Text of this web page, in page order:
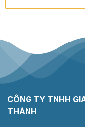
CÔNG TY TNHH
THÀNH